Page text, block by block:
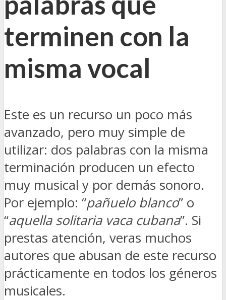
terminen con la
misma vocal
Este es un recurso un poco más
avanzado, pero muy simple de
utilizar: dos palabras con la misma
terminación producen un efecto
muy musical y por demás sonoro.
Por ejemplo: “pañuelo blanco” o
“aquella solitaria vaca cubana”. Si
prestas atención, veras muchos
autores que abusan de este recurso
prácticamente en todos los géneros
musicales.